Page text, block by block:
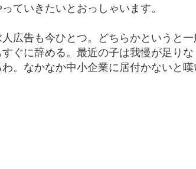
ていきたいとおっしゃいます。
広告も今ひとつ。どちらかというと
ぐに辞める。最近の子は我慢が足りな
。なかなか中小企業に居付かないと